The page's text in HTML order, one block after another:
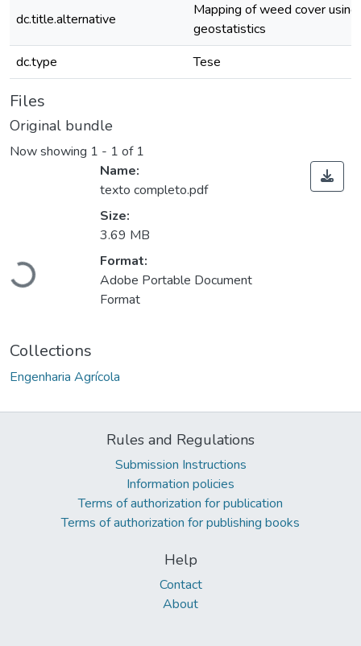
dc.title.alternative
Mapping of weed cover
geostatistics
dc.type
Tese
Files
Original bundle
Now showing 1 - 1 of 1
Loading...
Name:
texto completo.pdf
Size:
3.69 MB
Format:
Adobe Portable Document
Format
Collections
Engenharia Agrícola
Rules and Regulations
Submission Instructions
Information policies
Terms of authorization for publication
Terms of authorization for publishing books
Help
Contact
About